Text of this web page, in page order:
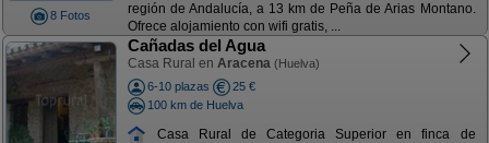
8 Fotos
región de Andalucía, a 13 km de Peña de Arias Montano.
Ofrece alojamiento con wifi gratis, ...
Cañadas del Agua
Casa Rural en Aracena (Huelva)
6-10 plazas
25 €
100 km de Huelva
Casa Rural de Categoria Superior en finca de